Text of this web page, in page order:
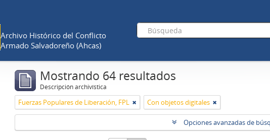
Archivo Histórico del Conflicto
Armado Salvadoreño (Ahcas)
Mostrando 64 resultados
Descripción archivística
Fuerzas Populares de Liberación, FPL Con objetos digitales
Opciones avanzadas de